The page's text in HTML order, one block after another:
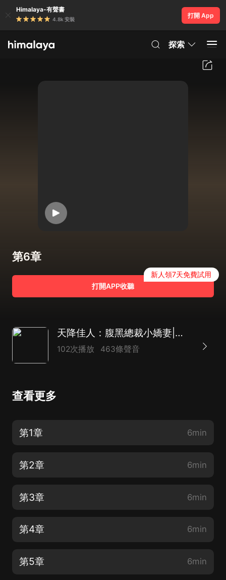
Himalaya-有聲書
4.8k 安裝
打開 App
探索
第6章
打開APP收聽
新人領7天免費試用
天降佳人：腹黑總裁小嬌妻|霸道|總裁|AI多播
102次播放 463條聲音
查看更多
第1章 6min
第2章 6min
第3章 6min
第4章 6min
第5章 6min